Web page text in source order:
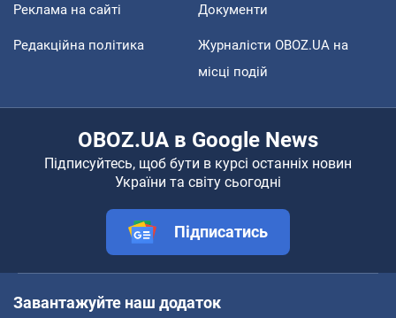
Реклама на сайті Документи
Редакційна політика
Журналісти OBOZ.UA на
місці подій
OBOZ.UA в Google News
Підписуйтесь, щоб бути в курсі останніх новин
України та світу сьогодні
Підписатись
Завантажуйте наш додаток